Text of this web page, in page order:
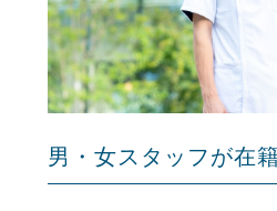
男・女スタッフが在